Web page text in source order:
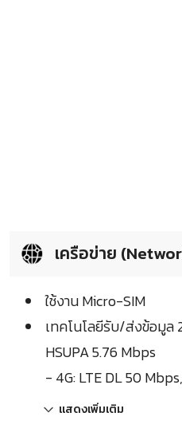
เครือข่าย
ใช้งาน Micro-SIM
เทคโนโลยีรับ/ส่งข้อมูล
HSUPA 5.76 Mbps
- 4G: LTE DL 50
แสดงเพิ่มเติม